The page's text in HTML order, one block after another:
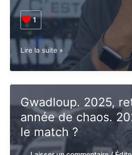
Laisser un commentaire Édito
Creole News
Municipales de 2026 : analyse
colonialisme, abstention et crise
Guadeloupe.
Municipales.
Les
nouveaux
élus
Lire la suite »